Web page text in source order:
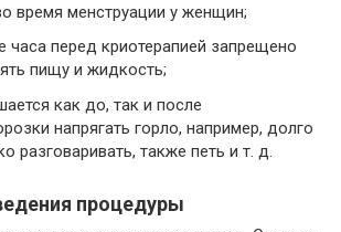
время менструации у женщин;
часа перед криотерапией запрещено
пищу и жидкость;
как до, так и после
напрягать горло, например, долго
разговаривать, также петь и т. д.
процедуры